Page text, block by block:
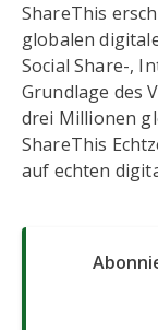
ShareThis
globalen
Social Share-,
Grundlage des
drei Millionen
ShareThis
auf echten